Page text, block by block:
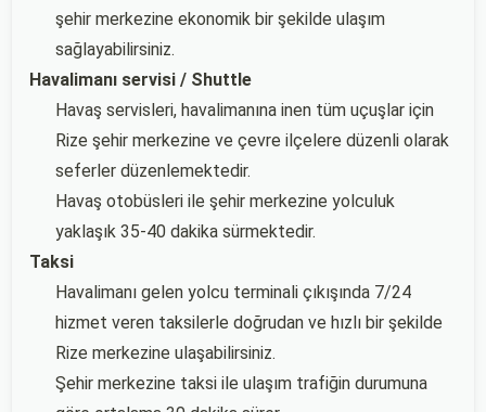
şehir merkezine ekonomik bir şekilde ulaşım
sağlayabilirsiniz.
Havalimanı servisi / Shuttle
Havaş servisleri, havalimanına inen tüm uçuşlar için
Rize şehir merkezine ve çevre ilçelere düzenli olarak
seferler düzenlemektedir.
Havaş otobüsleri ile şehir merkezine yolculuk
yaklaşık 35-40 dakika sürmektedir.
Taksi
Havalimanı gelen yolcu terminali çıkışında 7/24
hizmet veren taksilerle doğrudan ve hızlı bir şekilde
Rize merkezine ulaşabilirsiniz.
Şehir merkezine taksi ile ulaşım trafiğin durumuna